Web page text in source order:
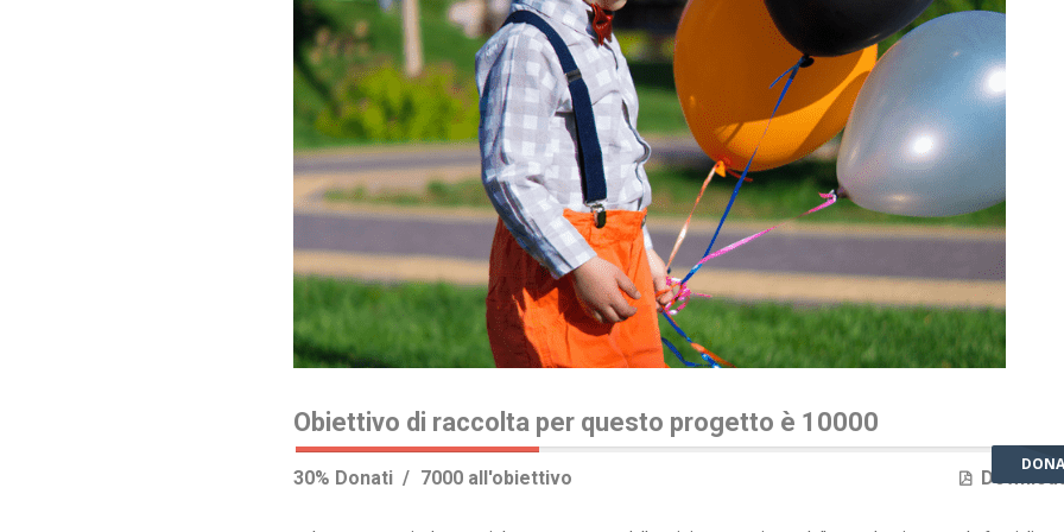
Obiettivo di raccolta per questo progetto è 10000
30% Donati 7000 all'obiettivo